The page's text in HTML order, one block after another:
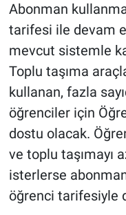
Abonman
tarifesi ile devam
mevcut sistemle
Toplu taşıma
kullanan, fazla
öğrenciler için
dostu olacak.
ve toplu taşımayı
isterlerse
öğrenci tarifesiyle